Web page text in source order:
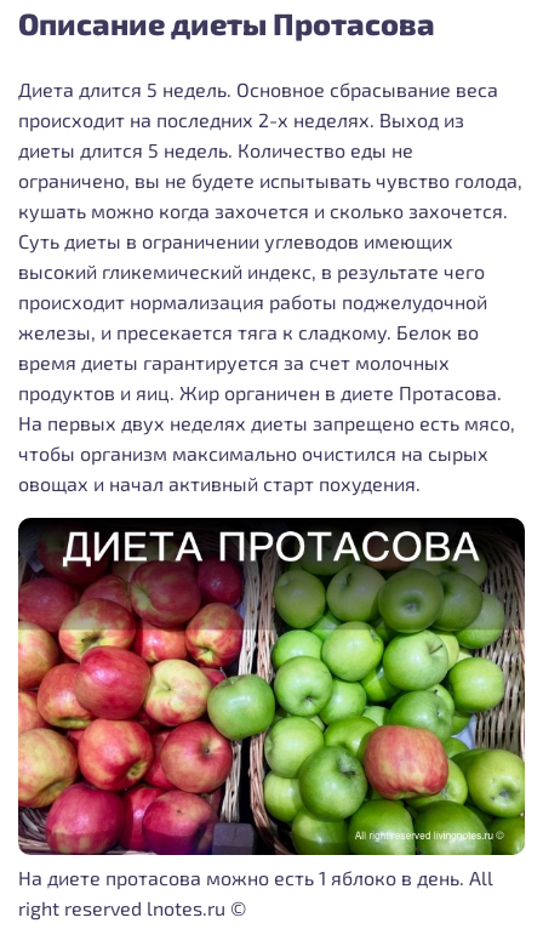
Описание диеты Протасова
Диета длится 5 недель. Основное сбрасывание веса
происходит на последних 2-х неделях. Выход из
диеты длится 5 недель. Количество еды не
ограничено, вы не будете испытывать чувство голода,
кушать можно когда захочется и сколько захочется.
Суть диеты в ограничении углеводов имеющих
высокий гликемический индекс, в результате чего
происходит нормализация работы поджелудочной
железы, и пресекается тяга к сладкому. Белок во
время диеты гарантируется за счет молочных
продуктов и яиц. Жир органичен в диете Протасова.
На первых двух неделях диеты запрещено есть мясо,
чтобы организм максимально очистился на сырых
овощах и начал активный старт похудения.
На диете протасова можно есть 1 яблоко в день. All
right reserved lnotes.ru ©